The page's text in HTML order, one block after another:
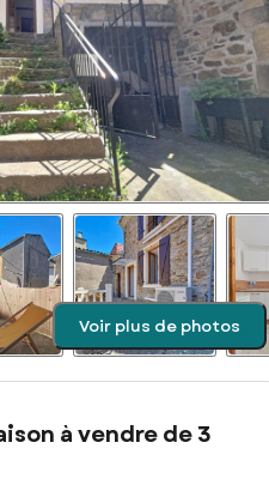
Voir plus de photos
à vendre de 3